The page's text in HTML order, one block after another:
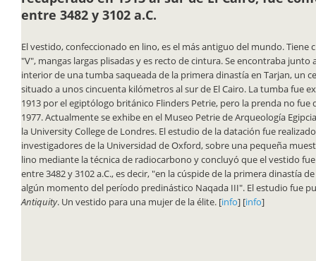
entre 3482 y 3102 a.C.
El vestido, confeccionado en lino, es el más antiguo del mundo. Tiene
"V", mangas largas plisadas y es recto de cintura. Se encontraba junto
interior de una tumba saqueada de la primera dinastía en Tarjan, un
situado a unos cincuenta kilómetros al sur de El Cairo. La tumba fue
1913 por el egiptólogo británico Flinders Petrie, pero la prenda no fue
1977.Actualmente se exhibe en el Museo Petrie de Arqueología
la University College de Londres. El estudio de la datación fue
investigadores de la Universidad de Oxford, sobre una pequeña
lino mediante la técnica de radiocarbono y concluyó que el vestido
entre 3482 y 3102 a.C., es decir, "en la cúspide de la primera dinastía
algún momento del período predinástico Naqada III". El estudio fue
Antiquity. Un vestido para una mujer de la élite. [info] [info]